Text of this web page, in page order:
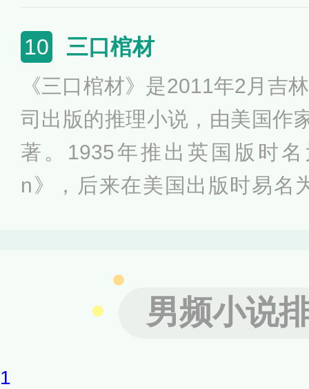
经过。在法国巴黎，母女俩
杀。推理高手杜宾发现警方忽
通道，又根据证人提供的情况
出，作案者是一只为躲避主人
10 三口棺材
《三口棺材》是2011年2月吉
司出版的推理小说，由美国作
著。1935年推出英国版时名
n》，后来在美国出版时易名
史卓街奇案，纵使以连篇累牍
容，亦是毫不为过。菲尔博士
男频小说
1